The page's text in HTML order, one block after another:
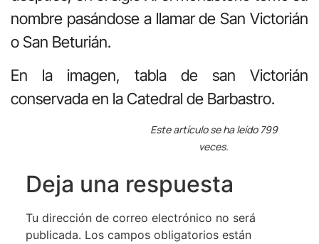
nombre pasándose a llamar de San Victorián
o San Beturián.
En la imagen, tabla de san Victorián
conservada en la Catedral de Barbastro.
Este artículo se ha leído 799
veces.
Deja una respuesta
Tu dirección de correo electrónico no será
publicada. Los campos obligatorios están